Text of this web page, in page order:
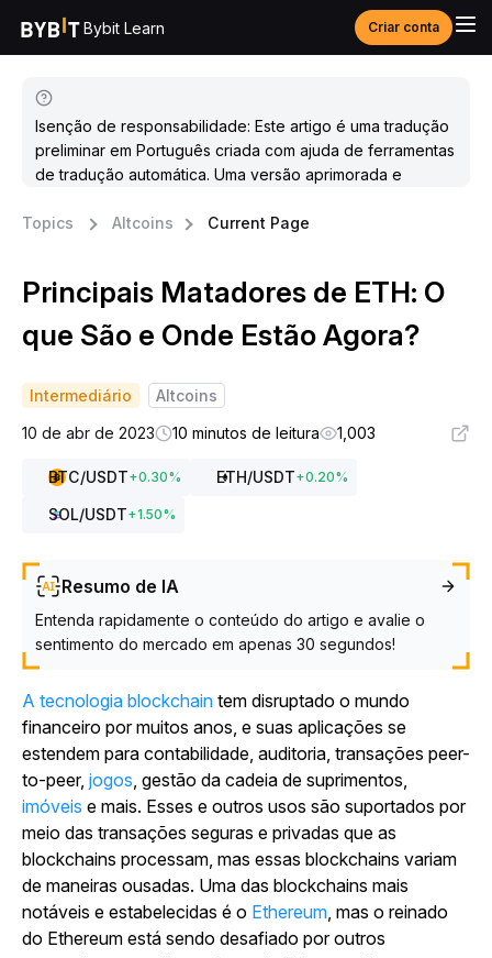
Bybit Learn Criar conta
Isenção de responsabilidade: Este artigo é uma tradução
preliminar em Português criada com ajuda de ferramentas
de tradução automática. Uma versão aprimorada e
Topics
Altcoins Current Page
Principais Matadores de ETH: O
que São e Onde Estão Agora?
Intermediário
Altcoins
10 de abr de 2023
10 minutos de leitura 1,003
BTC/USDT+0.30% ETH/USDT+0.20%
SOL/USDT+1.50%
Resumo de IA
Entenda rapidamente o conteúdo do artigo e avalie o
sentimento do mercado em apenas 30 segundos!
A tecnologia blockchain tem disruptado o mundo
financeiro por muitos anos, e suas aplicações se
estendem para contabilidade, auditoria, transações peer-
to-peer, jogos, gestão da cadeia de suprimentos,
imóveis e mais. Esses e outros usos são suportados por
meio das transações seguras e privadas que as
blockchains processam, mas essas blockchains variam
de maneiras ousadas. Uma das blockchains mais
notáveis e estabelecidas é o Ethereum, mas o reinado
do Ethereum está sendo desafiado por outros